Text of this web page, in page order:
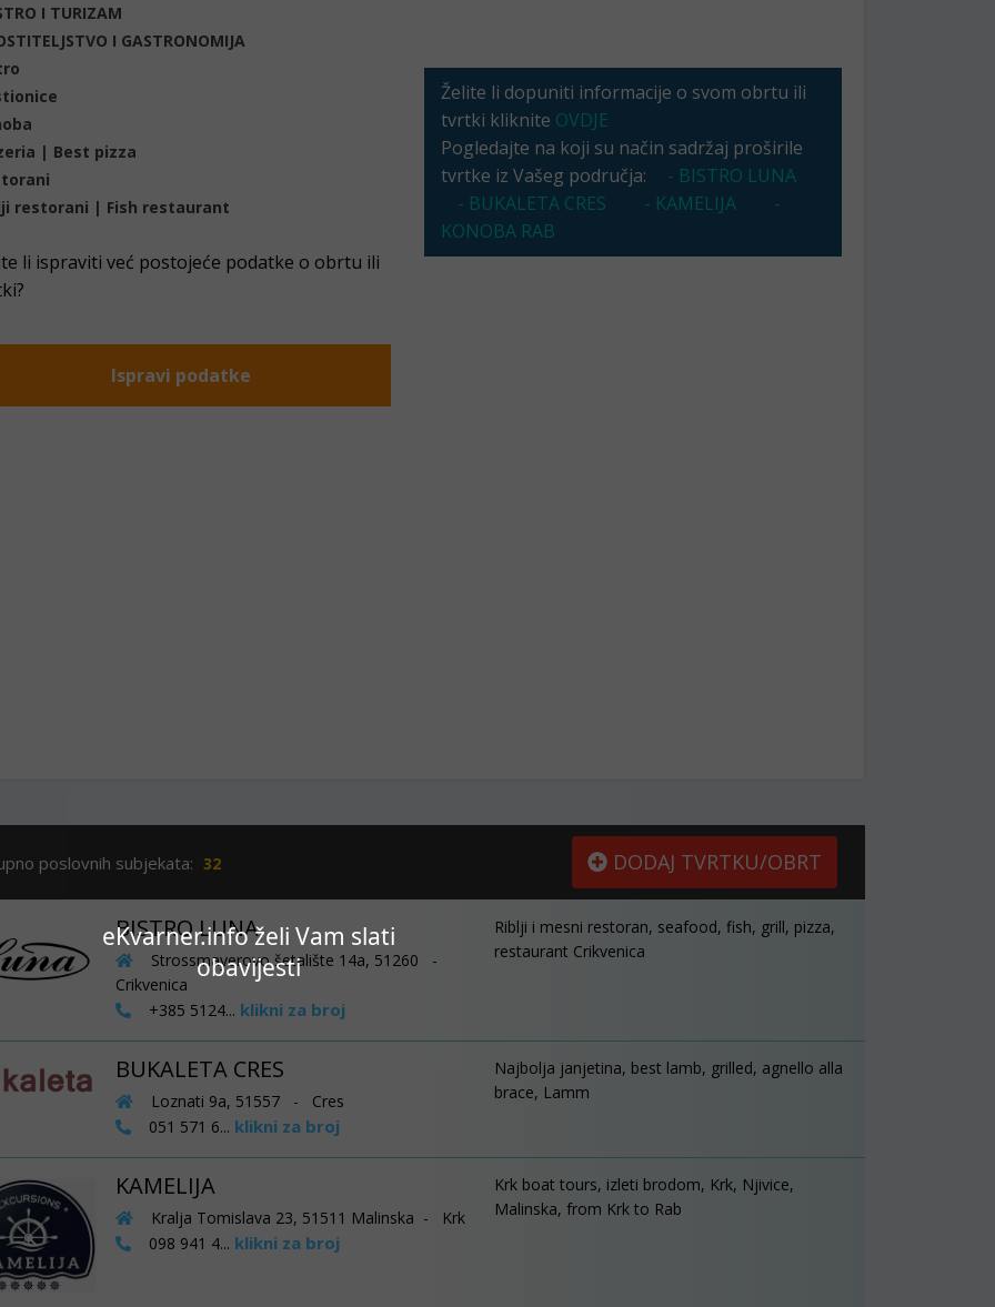
eKvarner.info želi Vam slati
obavijesti
I TURIZAM
I GASTRONOMIJA
| Best pizza
restorani | Fish restaurant
li ispraviti već postojeće podatke o obrtu ili
Ispravi podatke
Želite li dopuniti informacije o svom obrtu ili
tvrtki kliknite OVDJE
Pogledajte na koji su način sadržaj proširile
tvrtke iz Vašeg područja:
- BISTRO LUNA
- BUKALETA CRES
- KAMELIJA
-
KONOBA RAB
poslovnih subjekata: 32 DODAJ TVRTKU/OBRT
BISTRO LUNA
Strossmayerovo šetalište 14a, 51260 -
Crikvenica
+385 5124... klikni za broj
Riblji i mesni restoran, seafood, fish, grill, pizza,
restaurant Crikvenica
BUKALETA CRES
Loznati 9a, 51557 - Cres
051 571 6... klikni za broj
Najbolja janjetina, best lamb, grilled, agnello alla
brace, Lamm
KAMELIJA
Kralja Tomislava 23, 51511 Malinska - Krk
098 941 4... klikni za broj
Krk boat tours, izleti brodom, Krk, Njivice,
Malinska, from Krk to Rab